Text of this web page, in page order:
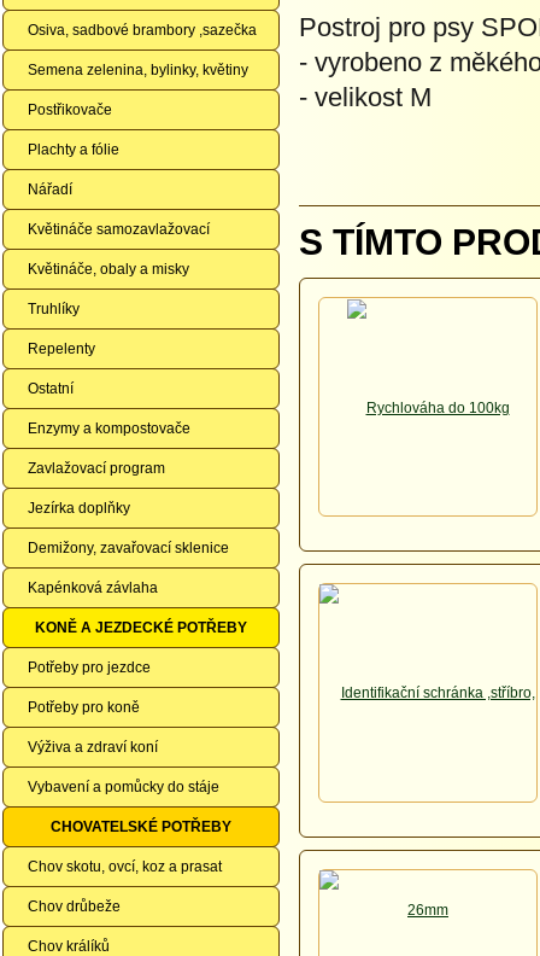
Osiva, sadbové brambory ,sazečka
Semena zelenina, bylinky, květiny
Postřikovače
Plachty a fólie
Nářadí
Květináče samozavlažovací
Květináče, obaly a misky
Truhlíky
Repelenty
Ostatní
Enzymy a kompostovače
Zavlažovací program
Jezírka doplňky
Demižony, zavařovací sklenice
Kapénková závlaha
KONĚ A JEZDECKÉ POTŘEBY
Potřeby pro jezdce
Potřeby pro koně
Výživa a zdraví koní
Vybavení a pomůcky do stáje
CHOVATELSKÉ POTŘEBY
Chov skotu, ovcí, koz a prasat
Chov drůbeže
Chov králíků
Postroj pro psy
- vyrobeno z
- velikost M
S TÍMTO